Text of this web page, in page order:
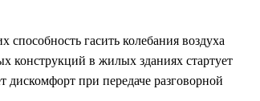
гасить колебания воздуха
конструкций в жилых зданиях стартует
при передаче разговорной